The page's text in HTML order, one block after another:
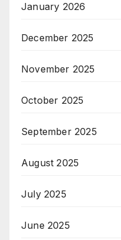
January 2026
December 2025
November 2025
October 2025
September 2025
August 2025
July 2025
June 2025